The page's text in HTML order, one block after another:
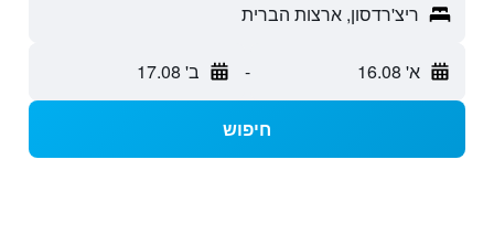
ריצ'רדסון, ארצות הברית
א' 16.08 - ב' 17.08
חיפוש